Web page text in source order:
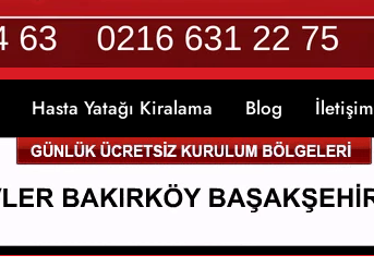
Hasta Yatağı Kiralama Blog İletişim